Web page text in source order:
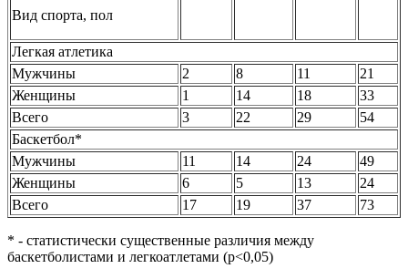
Вид спорта, пол
Легкая атлетика
Мужчины
2 8 11
21
Женщины
1 14 18
33
Всего
3 22 29
54
Баскетбол*
Мужчины
11 14 24
49
Женщины
6 5 13
24
Всего
17 19 37 73
* - статистически существенные различия между
баскетболистами и легкоатлетами (р<0,05)